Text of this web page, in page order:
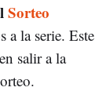
Sorteo
a la serie. Este
salir a la